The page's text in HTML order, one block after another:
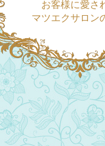
お客様に愛さ
マツエクサロン